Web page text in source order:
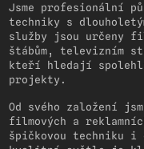
Jsme profesionální
techniky s
služby jsou určeny
štábům, televizním
kteří hledají
projekty.
Od svého založení
filmových a
špičkovou techniku i